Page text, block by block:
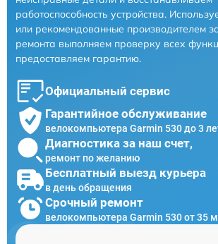
работоспособность устройства.
или рекомендованные производителем
ремонта выполняем проверку всех
предоставляем гарантию.
Официальный сервис
Гарантийное обслуживание
велокомпьютера Garmin 530 до 3
Диагностика за наш счет,
ремонт по желанию
Бесплатный выезд курьера
в день обращения
Срочный ремонт
велокомпьютера Garmin 530 от 35